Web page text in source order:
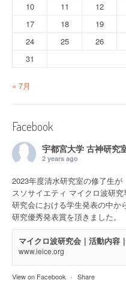
10
11 12
17
18 19
24
25 26
31
« 7月
Facebook
宇都宮大学 古神研究
2 years ago
2023年度清水研究室の修了生
スソサイエティ マイクロ波研
研究会における学生発表の中か
研究優秀発表賞を頂きました。
マイクロ波研究会｜活動内容
www.ieice.org
View on Facebook · Share